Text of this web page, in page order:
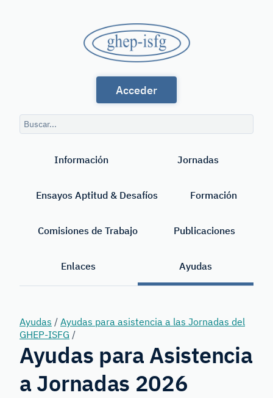
GHEP
-
ISFG
Habla
Española
International
Forensic
Acceder
Consulta
de
Información Jornadas
Ensayos Aptitud & Desafíos Formación
Comisiones de Trabajo Publicaciones
Enlaces Ayudas
Ayudas / Ayudas para asistencia a las Jornadas del
GHEP-ISFG /
Ayudas para Asistencia
a Jornadas 2026